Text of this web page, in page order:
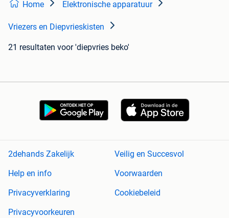
Home Elektronische apparatuur
Vriezers en Diepvrieskisten
21 resultaten voor 'diepvries beko'
2dehands Zakelijk
Veilig en Succesvol
Help en info
Voorwaarden
Privacyverklaring
Cookiebeleid
Privacyvoorkeuren